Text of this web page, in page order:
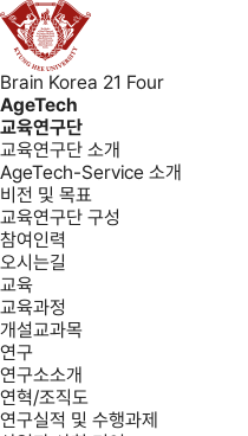
Brain Korea 21 Four
AgeTech
교육연구단
교육연구단 소개
AgeTech-Service 소개
비전 및 목표
교육연구단 구성
참여인력
오시는길
교육
교육과정
개설교과목
연구
연구소소개
연혁/조직도
연구실적 및 수행과제